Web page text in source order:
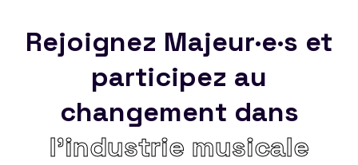
Rejoignez Majeur·e·s et
participez au
changement dans
l’industrie musicale